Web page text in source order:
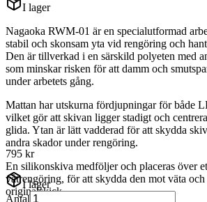
I lager
Nagaoka RWM-01 är en specialutformad
stabil och skonsam yta vid rengöring och
Den är tillverkad i en särskild polyeten med
som minskar risken för att damm och
under arbetets gång.
Mattan har utskurna fördjupningar för både
vilket gör att skivan ligger stadigt och
glida. Ytan är lätt vadderad för att skydda
andra skador under rengöring.
En silikonskiva medföljer och placeras över
våtrengöring, för att skydda den mot väta
originalskick.
795 kr
I lager
Antal